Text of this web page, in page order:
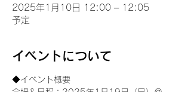
2025年1月10日 12:00 – 12:05
予定
イベントについて
◆イベント概要